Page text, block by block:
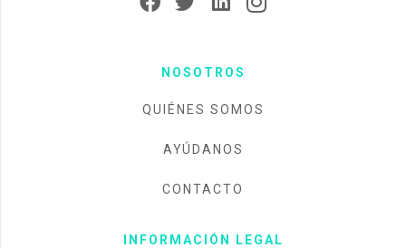
NOSOTROS
QUIÉNES SOMOS
AYÚDANOS
CONTACTO
INFORMACIÓN LEGAL